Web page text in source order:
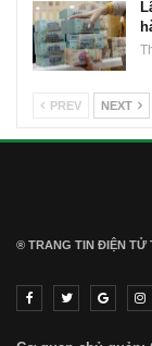
PREV NEXT
® TRANG TIN ĐIỆN TỬ